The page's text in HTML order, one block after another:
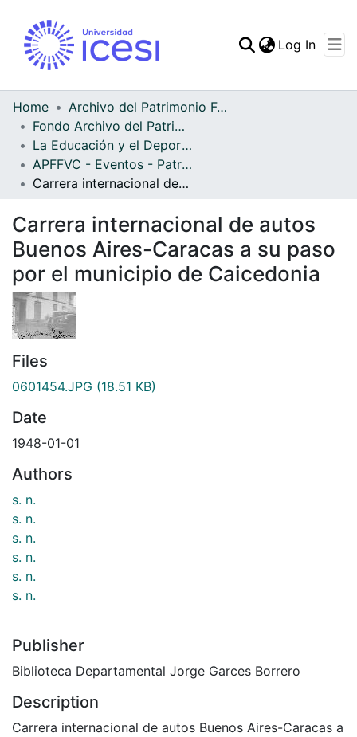
Log In
Home
Archivo del Patrimonio Fotográfico y Fílmico del Valle del Cauca
Fondo Archivo del Patrimonio Fotográfico y Fílmico del Valle del Cauca
La Educación y el Deporte
APFFVC - Eventos - Patrimonial
Carrera internacional de autos Buenos Aires-Caracas a su paso por el municipio de Caicedonia
Carrera internacional de autos
Buenos Aires-Caracas a su paso
por el municipio de Caicedonia
Files
0601454.JPG (18.51 KB)
Date
1948-01-01
Authors
s. n.
s. n.
s. n.
s. n.
s. n.
s. n.
Publisher
Biblioteca Departamental Jorge Garces Borrero
Description
Carrera internacional de autos Buenos Aires-Caracas a